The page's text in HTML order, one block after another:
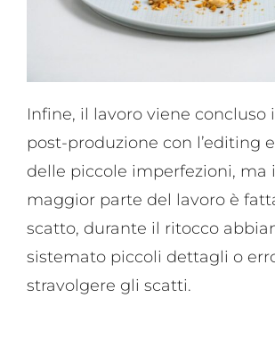
Infine, il lavoro viene concluso
post-produzione con l’editing
delle piccole imperfezioni, ma
maggior parte del lavoro è
scatto, durante il ritocco
sistemato piccoli dettagli o
stravolgere gli scatti.